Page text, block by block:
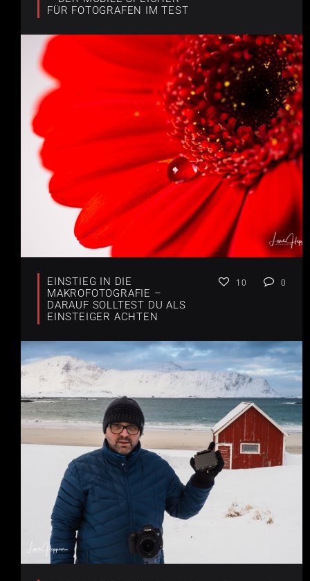
FÜR FOTOGRAFEN IM TEST
EINSTIEG IN DIE
MAKROFOTOGRAFIE –
DARAUF SOLLTEST DU ALS
EINSTEIGER ACHTEN
10 0